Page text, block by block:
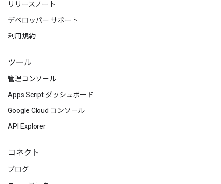
リリースノート
デベロッパー サポート
利用規約
ツール
管理コンソール
Apps Script ダッシュボード
Google Cloud コンソール
API Explorer
コネクト
ブログ